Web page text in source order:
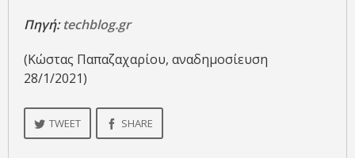
Πηγή:techblog.gr
(Κώστας Παπαζαχαρίου, αναδημοσίευση
28/1/2021)
TWEET SHARE